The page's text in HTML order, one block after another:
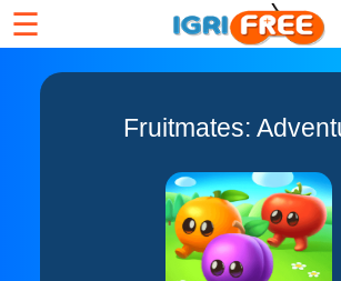
☰
Fruitmates: